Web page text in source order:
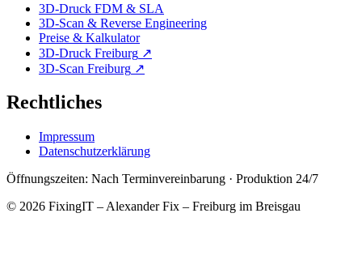
3D-Druck FDM & SLA
3D-Scan & Reverse Engineering
Preise & Kalkulator
3D-Druck Freiburg ↗
3D-Scan Freiburg ↗
Rechtliches
Impressum
Datenschutzerklärung
Öffnungszeiten: Nach Terminvereinbarung · Produktion 24/7
© 2026 FixingIT – Alexander Fix – Freiburg im Breisgau